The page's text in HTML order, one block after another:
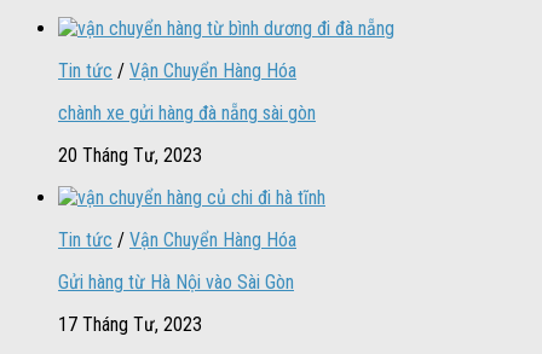
Tin tức / Vận Chuyển Hàng Hóa
chành xe gửi hàng đà nẵng sài gòn
20 Tháng Tư, 2023
Tin tức / Vận Chuyển Hàng Hóa
Gửi hàng từ Hà Nội vào Sài Gòn
17 Tháng Tư, 2023